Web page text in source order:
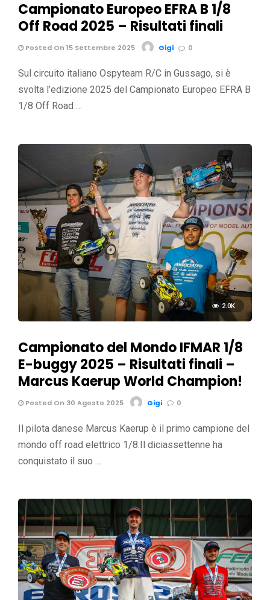
Campionato Europeo EFRA B 1/8
Off Road 2025 – Risultati finali
Posted On 15 Settembre 2025 Gigi 0
Sul circuito italiano Ospyteam R/C in Gussago, si è
svolta l’edizione 2025 del Campionato Europeo EFRA B
1/8 Off Road …
2.0K
Campionato del Mondo IFMAR 1/8
E-buggy 2025 – Risultati finali –
Marcus Kaerup World Champion!
Posted On 30 Agosto 2025 Gigi 0
Il pilota danese Marcus Kaerup è il primo campione del
mondo off road elettrico 1/8.Il diciassettenne ha
conquistato il suo …